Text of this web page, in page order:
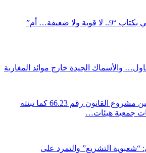
الدار البيضاء تحتفي بكتاب “9.. لا قوية ولا ضعيفة… أم”
والأسماك الجيدة خارج موائد المغاربة
أهم أوجه التباين بين مشروع القانون رقم 66.23 كما تبنته
جمعية هيئات…
“شعبوية التشريع” والتمرد على